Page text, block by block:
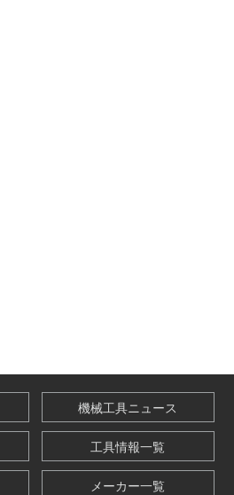
機械工具ニュース
工具情報一覧
メーカー一覧